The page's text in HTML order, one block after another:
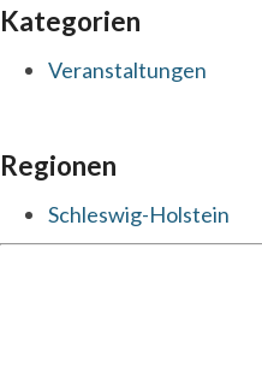
Kategorien
Veranstaltungen
Regionen
Schleswig-Holstein